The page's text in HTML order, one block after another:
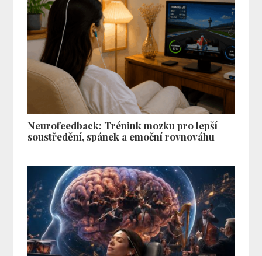
Neurofeedback: Trénink mozku pro lepší
soustředění, spánek a emoční rovnováhu